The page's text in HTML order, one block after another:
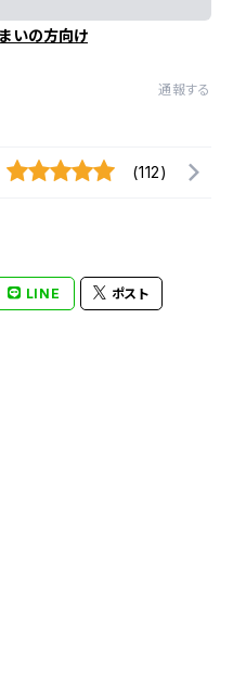
いの方向け
通報する
(112)
LINE ポスト